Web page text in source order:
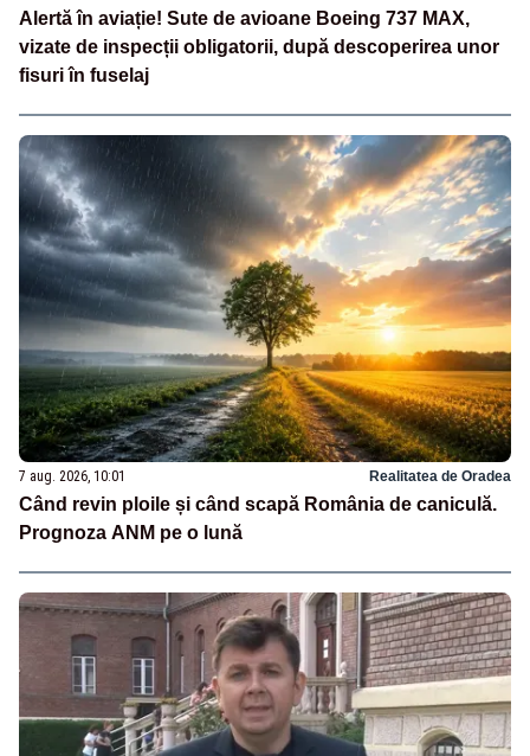
Alertă în aviație! Sute de avioane Boeing 737 MAX,
vizate de inspecții obligatorii, după descoperirea unor
fisuri în fuselaj
7 aug. 2026, 10:01 Realitatea de Oradea
Când revin ploile și când scapă România de caniculă.
Prognoza ANM pe o lună